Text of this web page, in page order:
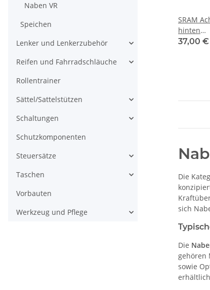
SRAM
hinten
37,00 €
Die
sich
Die
gehören
sowie
Naben VR
Speichen
Lenker und Lenkerzubehör
Reifen und Fahrradschläuche
Rollentrainer
Sättel/Sattelstützen
Schaltungen
Schutzkomponenten
Steuersätze
Taschen
Vorbauten
Werkzeug und Pflege